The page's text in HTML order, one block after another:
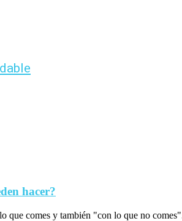
hacer?
que comes y también "con lo que no